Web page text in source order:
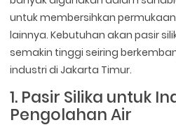
untuk membersihkan
lainnya. Kebutuhan akan pasir
semakin tinggi seiring
industri di Jakarta Timur.
1. Pasir Silika untuk
Pengolahan Air